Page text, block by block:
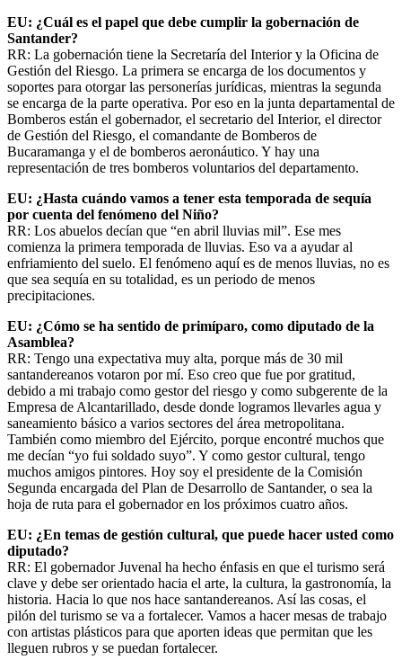
EU: ¿Cuál es el papel que debe cumplir la gobernación de
Santander?
RR: La gobernación tiene la Secretaría del Interior y la Oficina de
Gestión del Riesgo. La primera se encarga de los documentos y
soportes para otorgar las personerías jurídicas, mientras la segunda
se encarga de la parte operativa. Por eso en la junta departamental de
Bomberos están el gobernador, el secretario del Interior, el director
de Gestión del Riesgo, el comandante de Bomberos de
Bucaramanga y el de bomberos aeronáutico. Y hay una
representación de tres bomberos voluntarios del departamento.
EU: ¿Hasta cuándo vamos a tener esta temporada de sequía
por cuenta del fenómeno del Niño?
RR: Los abuelos decían que “en abril lluvias mil”. Ese mes
comienza la primera temporada de lluvias. Eso va a ayudar al
enfriamiento del suelo. El fenómeno aquí es de menos lluvias, no es
que sea sequía en su totalidad, es un periodo de menos
precipitaciones.
EU: ¿Cómo se ha sentido de primíparo, como diputado de la
Asamblea?
RR: Tengo una expectativa muy alta, porque más de 30 mil
santandereanos votaron por mí. Eso creo que fue por gratitud,
debido a mi trabajo como gestor del riesgo y como subgerente de la
Empresa de Alcantarillado, desde donde logramos llevarles agua y
saneamiento básico a varios sectores del área metropolitana.
También como miembro del Ejército, porque encontré muchos que
me decían “yo fui soldado suyo”. Y como gestor cultural, tengo
muchos amigos pintores. Hoy soy el presidente de la Comisión
Segunda encargada del Plan de Desarrollo de Santander, o sea la
hoja de ruta para el gobernador en los próximos cuatro años.
EU: ¿En temas de gestión cultural, que puede hacer usted como
diputado?
RR: El gobernador Juvenal ha hecho énfasis en que el turismo será
clave y debe ser orientado hacia el arte, la cultura, la gastronomía, la
historia. Hacia lo que nos hace santandereanos. Así las cosas, el
pilón del turismo se va a fortalecer. Vamos a hacer mesas de trabajo
con artistas plásticos para que aporten ideas que permitan que les
lleguen rubros y se puedan fortalecer.